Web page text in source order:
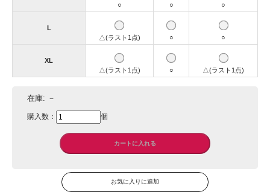
○
○ ○
L
△(ラスト1点)
○ ○
XL
△(ラスト1点)
○ △(ラスト1点)
在庫: －
購入数： 個